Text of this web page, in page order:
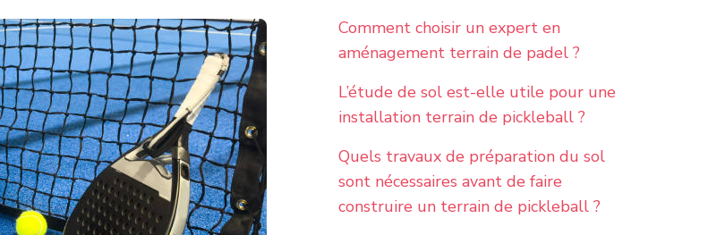
Comment choisir un expert en
aménagement terrain de padel ?
L’étude de sol est-elle utile pour une
installation terrain de pickleball ?
Quels travaux de préparation du sol
sont nécessaires avant de faire
construire un terrain de pickleball ?